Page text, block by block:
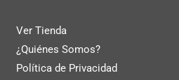
Ver Tienda
¿Quiénes Somos?
Política de Privacidad